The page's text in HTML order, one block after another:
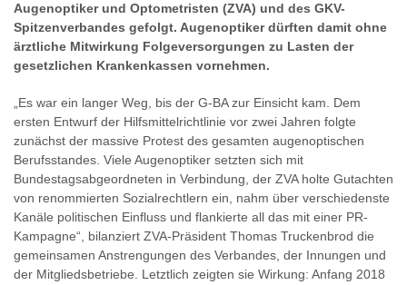
Augenoptiker und Optometristen (ZVA) und des GKV-
Spitzenverbandes gefolgt. Augenoptiker dürften damit ohne
ärztliche Mitwirkung Folgeversorgungen zu Lasten der
gesetzlichen Krankenkassen vornehmen.
„Es war ein langer Weg, bis der G-BA zur Einsicht kam. Dem
ersten Entwurf der Hilfsmittelrichtlinie vor zwei Jahren folgte
zunächst der massive Protest des gesamten augenoptischen
Berufsstandes. Viele Augenoptiker setzten sich mit
Bundestagsabgeordneten in Verbindung, der ZVA holte Gutachten
von renommierten Sozialrechtlern ein, nahm über verschiedenste
Kanäle politischen Einfluss und flankierte all das mit einer PR-
Kampagne“, bilanziert ZVA-Präsident Thomas Truckenbrod die
gemeinsamen Anstrengungen des Verbandes, der Innungen und
der Mitgliedsbetriebe. Letztlich zeigten sie Wirkung: Anfang 2018